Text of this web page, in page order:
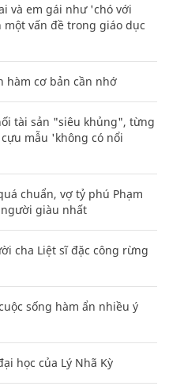
và em gái như 'chó với
vấn đề trong giáo dục
hàm cơ bản cần nhớ
tài sản "siêu khủng", từng
mẫu 'không có nổi
chuẩn, vợ tỷ phú Phạm
giàu nhất
cha Liệt sĩ đặc công rừng
sống hàm ẩn nhiều ý
học của Lý Nhã Kỳ